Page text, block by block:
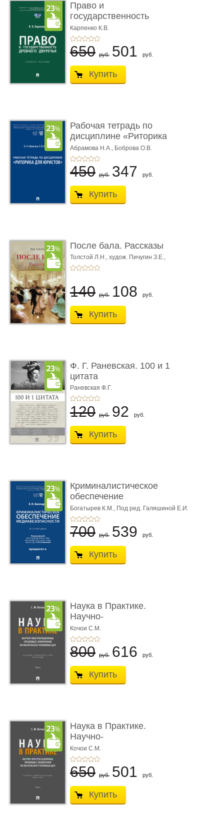
Право и
государственность
Древнего Двуречья. �
...
Карпенко К.В.
650 руб. 501 руб.
Купить
Рабочая тетрадь по
дисциплине «Риторика
для ю� ...
Абрамова Н.А., Боброва О.В.
450 руб. 347 руб.
Купить
После бала. Рассказы
Толстой Л.Н., худож. Пичугин З.Е.,
худож. Лебедев А.И.,
140 руб. 108 руб.
Купить
Ф. Г. Раневская. 100 и 1
цитата
Раневская Ф.Г.
120 руб. 92 руб.
Купить
Криминалистическое
обеспечение
медиабезопас� ...
Богатырев К.М., Под ред. Галяшиной Е.И.
700 руб. 539 руб.
Купить
Наука в Практике.
Научно-
консультационные (пра
...
Кочои С.М.
800 руб. 616 руб.
Купить
Наука в Практике.
Научно-
консультационные (пра
...
Кочои С.М.
650 руб. 501 руб.
Купить